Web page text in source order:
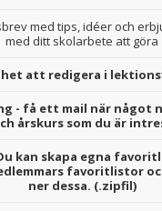
med tips, idéer och
med ditt skolarbete att göra
att redigera i
- få ett mail när något
årskurs som du är
kan skapa egna
favoritlistor
ner dessa. (.zipfil)